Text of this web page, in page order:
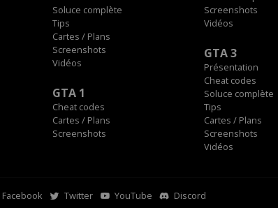
Soluce complète
Tips
Cartes / Plans
Screenshots
Vidéos
Screenshots
Vidéos
GTA 3
Présentation
Cheat codes
Soluce complète
Tips
Cartes / Plans
Screenshots
Vidéos
GTA 1
Cheat codes
Cartes / Plans
Screenshots
Facebook Twitter YouTube Discord